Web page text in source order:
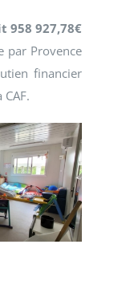
958 927,78€
par Provence
financier